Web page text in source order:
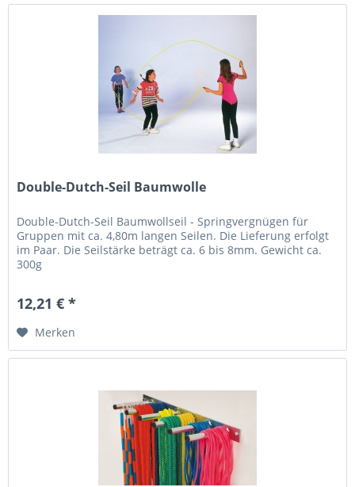
Double-Dutch-Seil Baumwolle
Double-Dutch-Seil Baumwollseil - Springvergnügen für
Gruppen mit ca. 4,80m langen Seilen. Die Lieferung erfolgt
im Paar. Die Seilstärke beträgt ca. 6 bis 8mm. Gewicht ca.
300g
12,21 € *
Merken